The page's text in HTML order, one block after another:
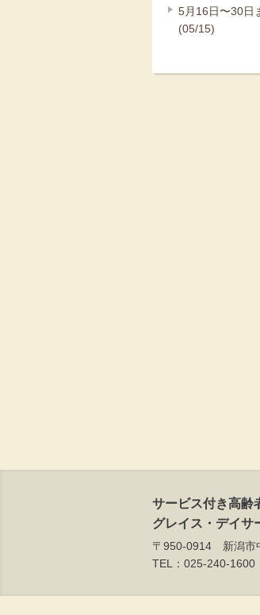
5月16日〜30日
(05/15)
サービス付き高齢
グレイス・デイサ
〒950-0914 新潟市
TEL：025-240-